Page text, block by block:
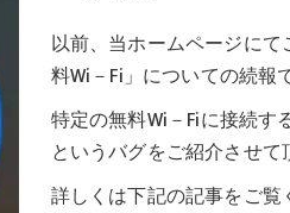
以前、当ホームページに
料Wi－Fi」についての続報
特定の無料Wi－Fiに接続す
というバグをご紹介させて
詳しくは下記の記事をご覧